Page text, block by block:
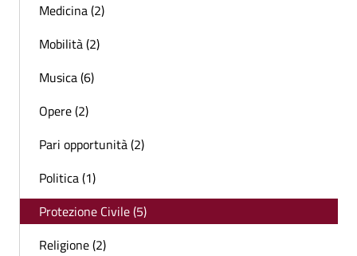
Medicina (2)
Mobilità (2)
Musica (6)
Opere (2)
Pari opportunità (2)
Politica (1)
Protezione Civile (5)
Religione (2)